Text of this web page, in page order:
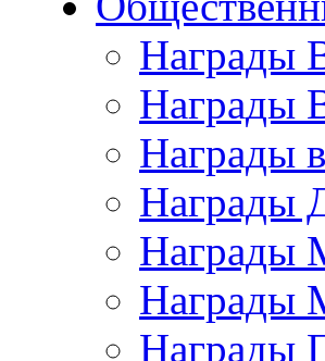
Награды
Награды
Награды
Награды
Награды